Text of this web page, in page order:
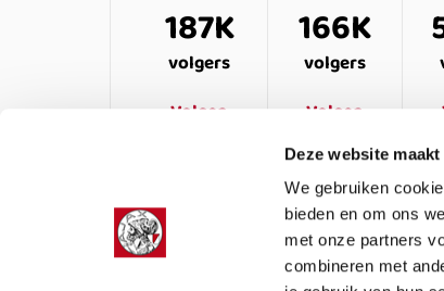
Deze website
We gebruiken
bieden en om ons
met onze partners
combineren met
187K
volgers
Volgen
166K
volgers
Volgen